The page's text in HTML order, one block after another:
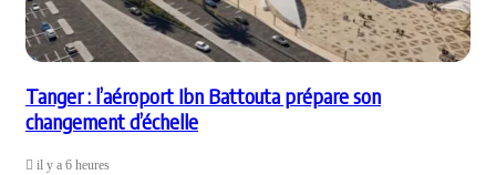
Tanger : l’aéroport Ibn Battouta prépare son
changement d’échelle
il y a 6 heures